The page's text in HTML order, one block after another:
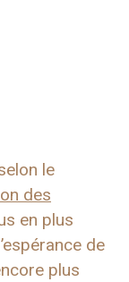
le
des
en plus
de
plus